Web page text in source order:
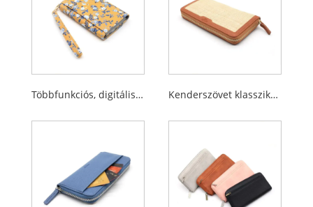
Többfunkciós, digitálisan nyomtatott, rövid pántos, napi használatú női pénztárca Kenderszövet klasszikus női pénztárca